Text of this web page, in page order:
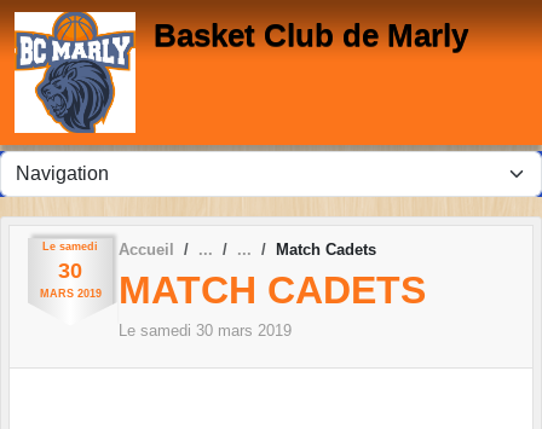
Basket Club de Marly
Le samedi
30
MARS 2019
Accueil Match Cadets
MATCH CADETS
Le samedi 30 mars 2019
Panneau de gestion des cookies